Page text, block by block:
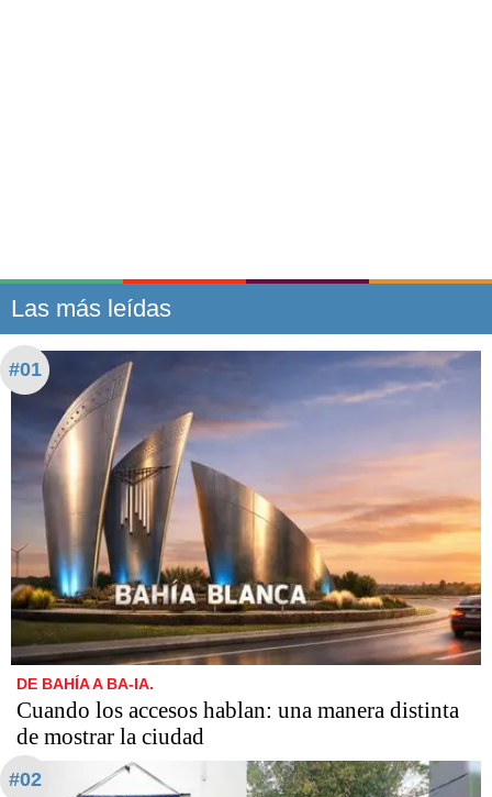
Las más leídas
#01
DE BAHÍA A BA-IA.
Cuando los accesos hablan: una manera distinta
de mostrar la ciudad
#02